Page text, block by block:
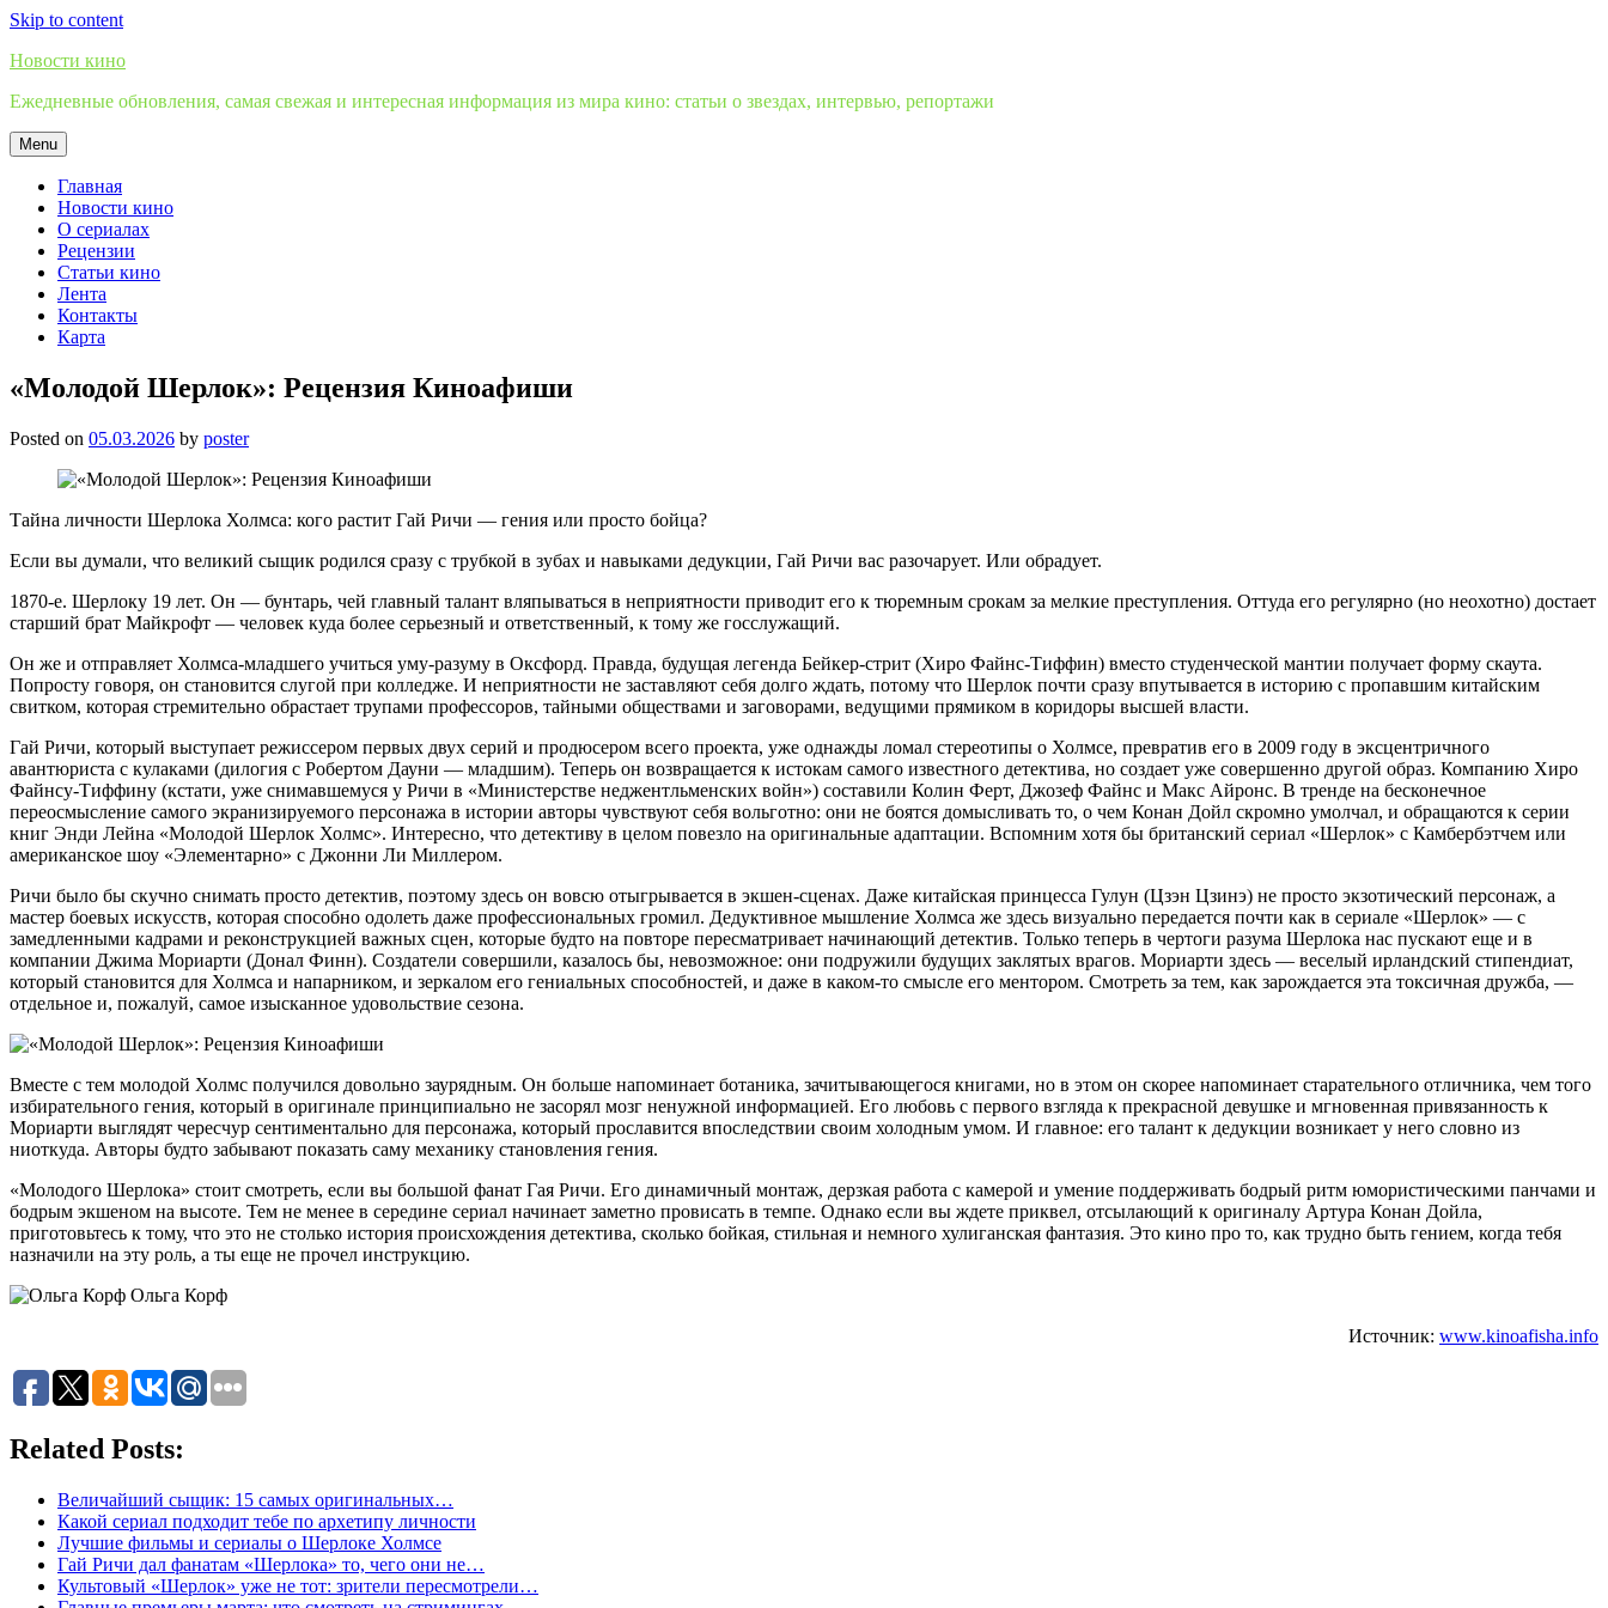
Skip to content
Новости кино
Ежедневные обновления, самая свежая и интересная информация из мира кино: статьи о звездах, интервью, репортажи
Menu
Главная
Новости кино
О сериалах
Рецензии
Статьи кино
Лента
Контакты
Карта
«Молодой Шерлок»: Рецензия Киноафиши
Posted on 05.03.2026 by poster
Тайна личности Шерлока Холмса: кого растит Гай Ричи — гения или просто бойца?
Если вы думали, что великий сыщик родился сразу с трубкой в зубах и навыками дедукции, Гай Ричи вас разочарует. Или обрадует.
1870-е. Шерлоку 19 лет. Он — бунтарь, чей главный талант вляпываться в неприятности приводит его к тюремным срокам за мелкие преступления. Оттуда его регулярно (но неохотно) достает
старший брат Майкрофт — человек куда более серьезный и ответственный, к тому же госслужащий.
Он же и отправляет Холмса-младшего учиться уму-разуму в Оксфорд. Правда, будущая легенда Бейкер-стрит (Хиро Файнс‑Тиффин) вместо студенческой мантии получает форму скаута.
Попросту говоря, он становится слугой при колледже. И неприятности не заставляют себя долго ждать, потому что Шерлок почти сразу впутывается в историю с пропавшим китайским
свитком, которая стремительно обрастает трупами профессоров, тайными обществами и заговорами, ведущими прямиком в коридоры высшей власти.
Гай Ричи, который выступает режиссером первых двух серий и продюсером всего проекта, уже однажды ломал стереотипы о Холмсе, превратив его в 2009 году в эксцентричного
авантюриста с кулаками (дилогия с Робертом Дауни — младшим). Теперь он возвращается к истокам самого известного детектива, но создает уже совершенно другой образ. Компанию Хиро
Файнсу‑Тиффину (кстати, уже снимавшемуся у Ричи в «Министерстве неджентльменских войн») составили Колин Ферт, Джозеф Файнс и Макс Айронс. В тренде на бесконечное
переосмысление самого экранизируемого персонажа в истории авторы чувствуют себя вольготно: они не боятся домысливать то, о чем Конан Дойл скромно умолчал, и обращаются к серии
книг Энди Лейна «Молодой Шерлок Холмс». Интересно, что детективу в целом повезло на оригинальные адаптации. Вспомним хотя бы британский сериал «Шерлок» с Камбербэтчем или
американское шоу «Элементарно» с Джонни Ли Миллером.
Ричи было бы скучно снимать просто детектив, поэтому здесь он вовсю отыгрывается в экшен-сценах. Даже китайская принцесса Гулун (Цзэн Цзинэ) не просто экзотический персонаж, а
мастер боевых искусств, которая способно одолеть даже профессиональных громил. Дедуктивное мышление Холмса же здесь визуально передается почти как в сериале «Шерлок» — с
замедленными кадрами и реконструкцией важных сцен, которые будто на повторе пересматривает начинающий детектив. Только теперь в чертоги разума Шерлока нас пускают еще и в
компании Джима Мориарти (Донал Финн). Создатели совершили, казалось бы, невозможное: они подружили будущих заклятых врагов. Мориарти здесь — веселый ирландский стипендиат,
который становится для Холмса и напарником, и зеркалом его гениальных способностей, и даже в каком-то смысле его ментором. Смотреть за тем, как зарождается эта токсичная дружба, —
отдельное и, пожалуй, самое изысканное удовольствие сезона.
Вместе с тем молодой Холмс получился довольно заурядным. Он больше напоминает ботаника, зачитывающегося книгами, но в этом он скорее напоминает старательного отличника, чем того
избирательного гения, который в оригинале принципиально не засорял мозг ненужной информацией. Его любовь с первого взгляда к прекрасной девушке и мгновенная привязанность к
Мориарти выглядят чересчур сентиментально для персонажа, который прославится впоследствии своим холодным умом. И главное: его талант к дедукции возникает у него словно из
ниоткуда. Авторы будто забывают показать саму механику становления гения.
«Молодого Шерлока» стоит смотреть, если вы большой фанат Гая Ричи. Его динамичный монтаж, дерзкая работа с камерой и умение поддерживать бодрый ритм юмористическими панчами и
бодрым экшеном на высоте. Тем не менее в середине сериал начинает заметно провисать в темпе. Однако если вы ждете приквел, отсылающий к оригиналу Артура Конан Дойла,
приготовьтесь к тому, что это не столько история происхождения детектива, сколько бойкая, стильная и немного хулиганская фантазия. Это кино про то, как трудно быть гением, когда тебя
назначили на эту роль, а ты еще не прочел инструкцию.
Ольга Корф
Источник: www.kinoafisha.info
Related Posts:
Величайший сыщик: 15 самых оригинальных…
Какой сериал подходит тебе по архетипу личности
Лучшие фильмы и сериалы о Шерлоке Холмсе
Гай Ричи дал фанатам «Шерлока» то, чего они не…
Культовый «Шерлок» уже не тот: зрители пересмотрели…